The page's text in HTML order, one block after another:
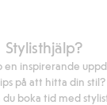
Stylisthjälp?
en inspirerande
på att hitta din stil?
boka tid med